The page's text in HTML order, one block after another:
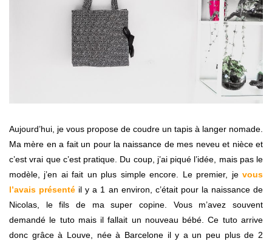
Aujourd’hui, je vous propose de coudre un tapis à langer nomade.
Ma mère en a fait un pour la naissance de mes neveu et nièce et
c’est vrai que c’est pratique. Du coup, j’ai piqué l’idée, mais pas le
modèle, j’en ai fait un plus simple encore. Le premier, je vous
l’avais présenté il y a 1 an environ, c’était pour la naissance de
Nicolas, le fils de ma super copine. Vous m’avez souvent
demandé le tuto mais il fallait un nouveau bébé. Ce tuto arrive
donc grâce à Louve, née à Barcelone il y a un peu plus de 2